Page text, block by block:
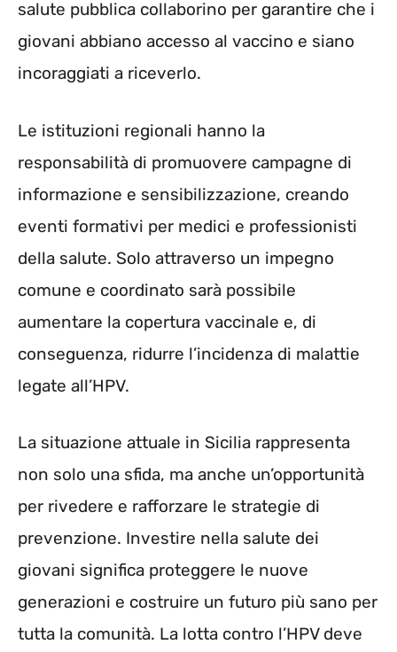
salute pubblica collaborino per garantire che i
giovani abbiano accesso al vaccino e siano
incoraggiati a riceverlo.
Le istituzioni regionali hanno la
responsabilità di promuovere campagne di
informazione e sensibilizzazione, creando
eventi formativi per medici e professionisti
della salute. Solo attraverso un impegno
comune e coordinato sarà possibile
aumentare la copertura vaccinale e, di
conseguenza, ridurre l’incidenza di malattie
legate all’HPV.
La situazione attuale in Sicilia rappresenta
non solo una sfida, ma anche un’opportunità
per rivedere e rafforzare le strategie di
prevenzione. Investire nella salute dei
giovani significa proteggere le nuove
generazioni e costruire un futuro più sano per
tutta la comunità. La lotta contro l’HPV deve